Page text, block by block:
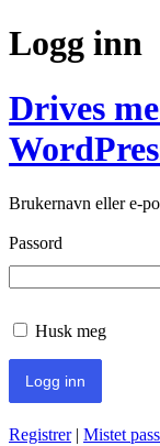
Logg inn
Drives
Brukernavn eller e-
Passord
Husk meg
Registrer| Mistet